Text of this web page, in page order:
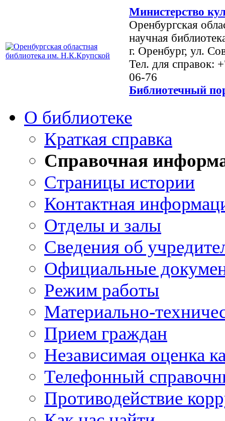
Министерство
Оренбургская
научная
г. Оренбург, ул.
Тел. для справок:
06-76
Библиотечный
О библиотеке
Краткая справка
Справочная
Страницы истории
Контактная
Отделы и залы
Сведения об
Официальные
Режим работы
Материально-
Прием граждан
Независимая оценка
Телефонный
Противодействие